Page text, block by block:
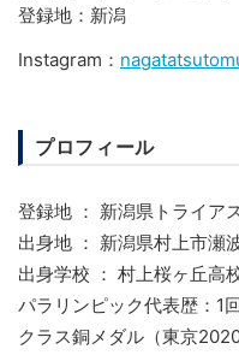
登録地
新潟
Instagram：
プロフィール
登録地 ： 新潟県トライア
出身地 ： 新潟県村上市瀬
出身学校 ： 村上桜ヶ丘高
パラリンピック代表歴：
クラス銅メダル（東京2020